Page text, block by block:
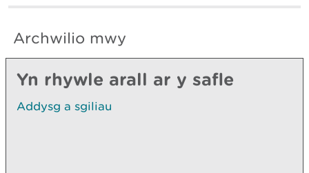
Archwilio mwy
Yn rhywle arall ar y safle
Addysg a sgiliau